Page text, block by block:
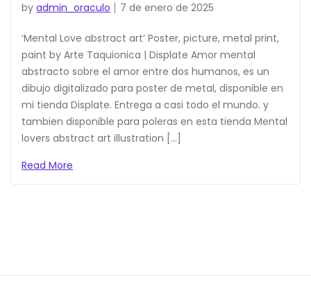
by admin_oraculo 7 de enero de 2025
‘Mental Love abstract art’ Poster, picture, metal print,
paint by Arte Taquionica | Displate Amor mental
abstracto sobre el amor entre dos humanos, es un
dibujo digitalizado para poster de metal, disponible en
mi tienda Displate. Entrega a casi todo el mundo. y
tambien disponible para poleras en esta tienda Mental
lovers abstract art illustration […]
Read More